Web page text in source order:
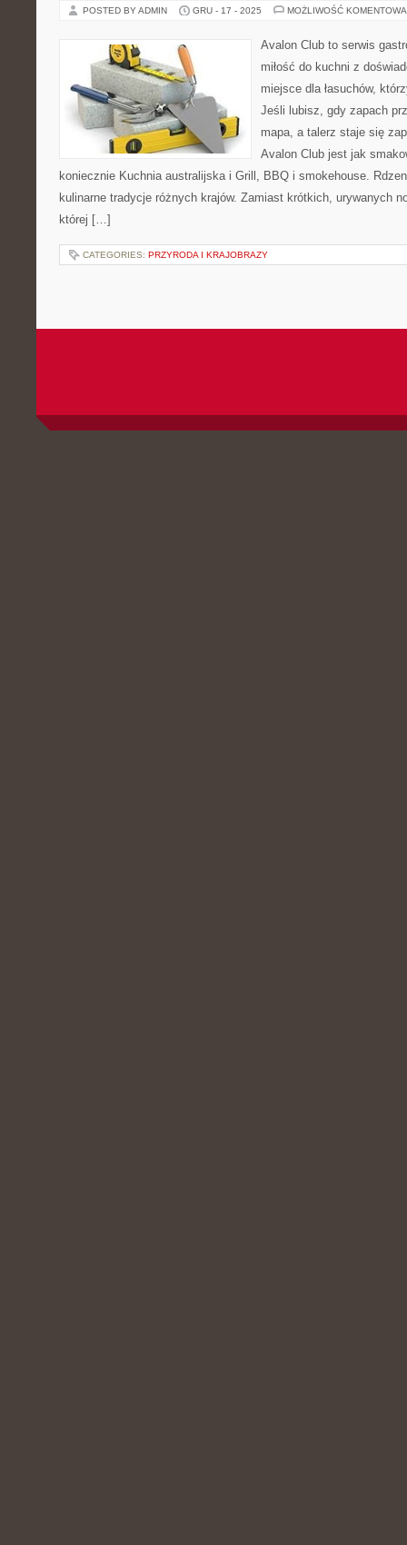
POSTED BY ADMIN GRU - 17 - 2025 MOŻLIWOŚĆ
Avalon Club to serwis
miłość do kuchni z
miejsce dla łasuchów,
Jeśli lubisz, gdy zapach
mapa, a talerz staje się
Avalon Club jest jak
koniecznie Kuchnia australijska i Grill, BBQ i smokehouse.
kulinarne tradycje różnych krajów. Zamiast krótkich, urywanych
której […]
CATEGORIES: PRZYRODA I KRAJOBRAZY